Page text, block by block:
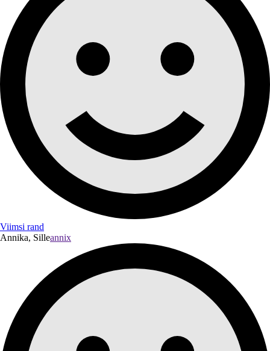
Viimsi rand
Annika, Silleannix